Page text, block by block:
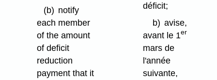
(b) notify
each member
of the amount
of deficit
reduction
payment that it
déficit;
b) avise,
avant le 1er
mars de
l'année
suivante,